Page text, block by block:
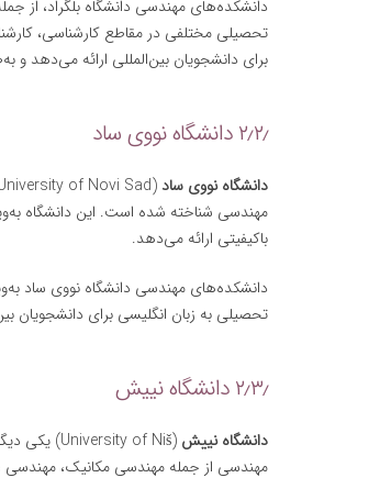
دانشکده‌های مهندسی دانشگاه بلگراد، از
تحصیلی مختلفی در مقاطع کارشناسی،
برای دانشجویان بین‌المللی ارائه می‌دهد
۲٫۲٫ دانشگاه نووی ساد
دانشگاه نووی ساد
مهندسی شناخته شده است. این دانشگاه
باکیفیتی ارائه می‌دهد.
دانشکده‌های مهندسی دانشگاه نووی ساد
تحصیلی به زبان انگلیسی برای دانشجویان
۲٫۳٫ دانشگاه نییش
دانشگاه نییش
مهندسی از جمله مهندسی مکانیک، مهندسی